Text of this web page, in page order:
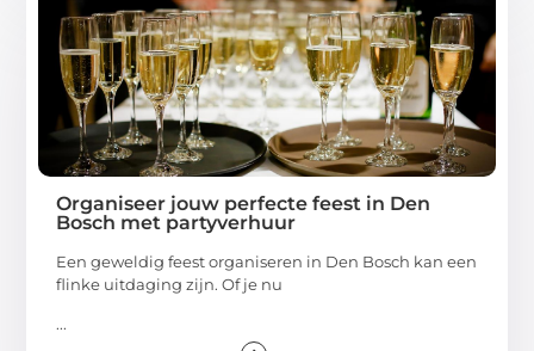
Organiseer jouw perfecte feest in Den
Bosch met partyverhuur
Een geweldig feest organiseren in Den Bosch kan een
flinke uitdaging zijn. Of je nu
...